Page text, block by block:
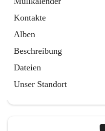
Kontakte
Alben
Beschreibung
Dateien
Unser Standort